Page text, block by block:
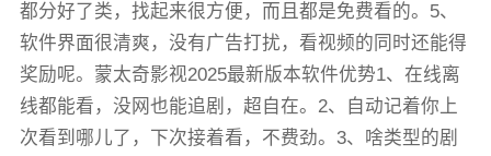
都分好了类，找起来很方便，而且都是免费看的。5、
软件界面很清爽，没有广告打扰，看视频的同时还能得
奖励呢。蒙太奇影视2025最新版本软件优势1、在线离
线都能看，没网也能追剧，超自在。2、自动记着你上
次看到哪儿了，下次接着看，不费劲。3、啥类型的剧